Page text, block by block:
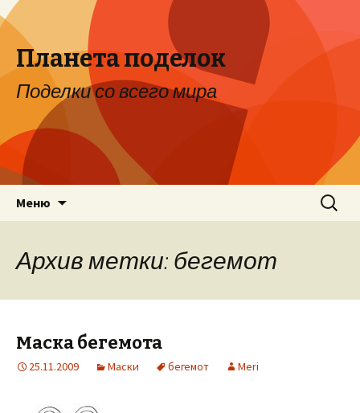
Планета поделок
Поделки со всего мира
Меню Найти:
Архив метки: бегемот
Маска бегемота
25.11.2009 Маски бегемот Meri